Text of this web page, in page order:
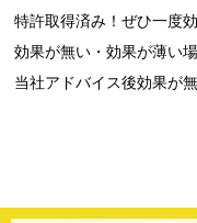
特許取得済み！ぜひ一度
効果が無い・効果が薄い
当社アドバイス後効果が